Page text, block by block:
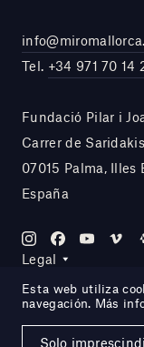
Tel. +34 971 70 14
Fundació Pilar i
Carrer de
07015 Palma, Illes
España
Legal
Site by DOMO—A
Esta web utiliza
navegación. Más
Solo